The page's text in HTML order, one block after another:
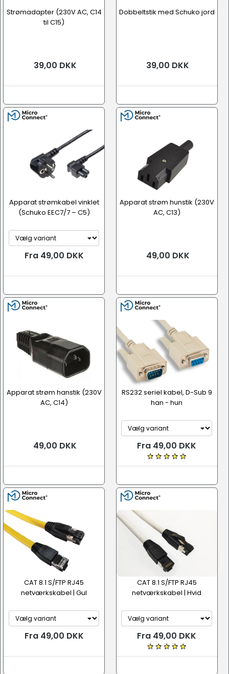
Strømadapter (230V AC, C14
til C15)
39,00 DKK
Dobbeltstik med Schuko jord
39,00 DKK
Apparat strømkabel vinklet
(Schuko EEC7/7 – C5)
Fra 49,00 DKK
Apparat strøm hunstik (230V
AC, C13)
49,00 DKK
Apparat strøm hanstik (230V
AC, C14)
49,00 DKK
RS232 seriel kabel, D-Sub 9
han - hun
Fra 49,00 DKK
CAT 8.1 S/FTP RJ45
netværkskabel | Gul
Fra 49,00 DKK
CAT 8.1 S/FTP RJ45
netværkskabel | Hvid
Fra 49,00 DKK